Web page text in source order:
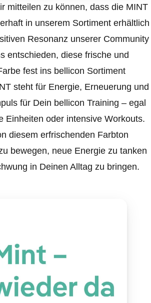
mitteilen zu können, dass die MINT
in unserem Sortiment erhältlich
Resonanz unserer Community
entschieden, diese frische und
fest ins bellicon Sortiment
steht für Energie, Erneuerung und
für Dein bellicon Training – egal
Einheiten oder intensive Workouts.
diesem erfrischenden Farbton
bewegen, neue Energie zu tanken
in Deinen Alltag zu bringen.